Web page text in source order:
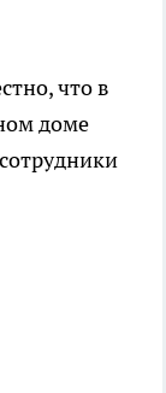
что в
доме